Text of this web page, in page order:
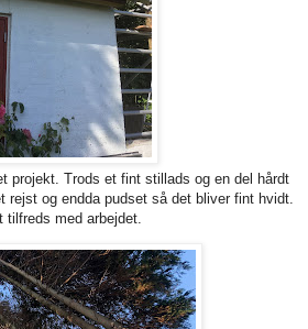
projekt. Trods et fint stillads og en del hårdt
og endda pudset så det bliver fint hvidt.
med arbejdet.